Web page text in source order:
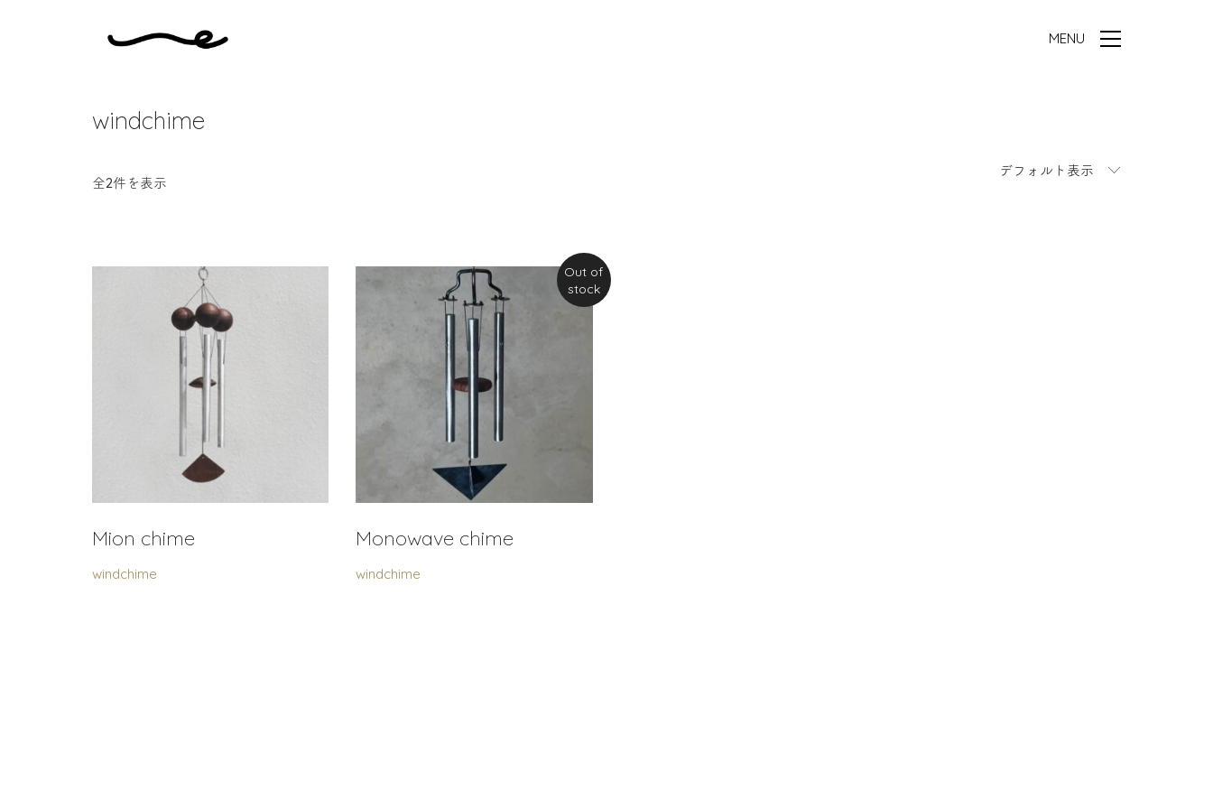
MENU
windchime
全2件を表示
デフォルト表示
Mion chime
windchime
Out of
stock
Monowave chime
windchime